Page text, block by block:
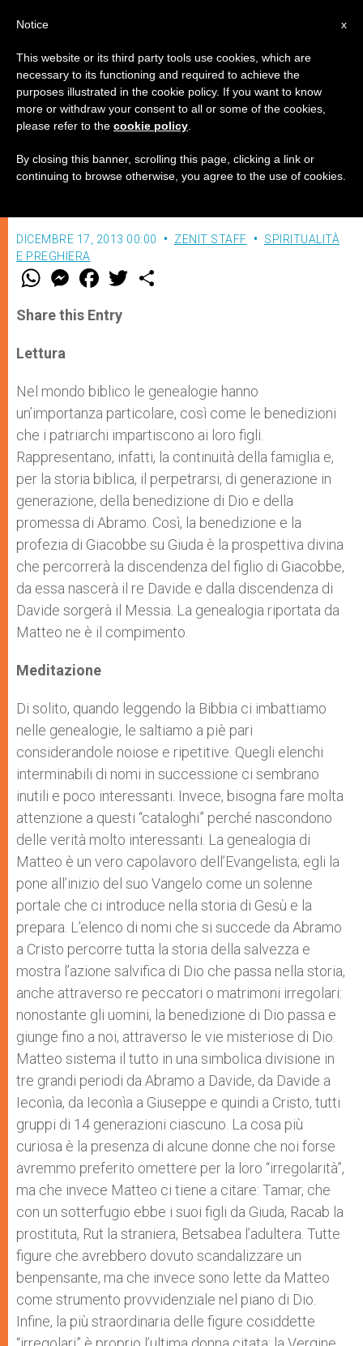
Una storia di redenzione
Meditazione quotidiana sulla Parola di
DICEMBRE 17, 2013 00:00 ZENIT STAFF
SPIRITUALITÀ
E PREGHIERA
W
t
s
p
p
M
e
s
e
F
a
e
b
w
Share this Entry
Lettura
Nel mondo biblico le genealogie hanno
un’importanza particolare, così come le benedizioni
che i patriarchi impartiscono ai loro figli.
Rappresentano, infatti, la continuità della famiglia e,
per la storia biblica, il perpetrarsi, di generazione in
generazione, della benedizione di Dio e della
promessa di Abramo. Così, la benedizione e la
profezia di Giacobbe su Giuda è la prospettiva divina
che percorrerà la discendenza del figlio di Giacobbe,
da essa nascerà il re Davide e dalla discendenza di
Davide sorgerà il Messia. La genealogia riportata da
Matteo ne è il compimento.
Meditazione
Di solito, quando leggendo la Bibbia ci imbattiamo
nelle genealogie, le saltiamo a piè pari
considerandole noiose e ripetitive. Quegli elenchi
interminabili di nomi in successione ci sembrano
inutili e poco interessanti. Invece, bisogna fare molta
attenzione a questi “cataloghi” perché nascondono
delle verità molto interessanti. La genealogia di
Matteo è un vero capolavoro dell’Evangelista; egli la
pone all’inizio del suo Vangelo come un solenne
portale che ci introduce nella storia di Gesù e la
prepara. L’elenco di nomi che si succede da Abramo
a Cristo percorre tutta la storia della salvezza e
mostra l’azione salvifica di Dio che passa nella storia,
anche attraverso re peccatori o matrimoni irregolari:
nonostante gli uomini, la benedizione di Dio passa e
giunge fino a noi, attraverso le vie misteriose di Dio.
Matteo sistema il tutto in una simbolica divisione in
tre grandi periodi da Abramo a Davide, da Davide a
Ieconìa, da Ieconìa a Giuseppe e quindi a Cristo, tutti
gruppi di 14 generazioni ciascuno. La cosa più
curiosa è la presenza di alcune donne che noi forse
avremmo preferito omettere per la loro “irregolarità”,
ma che invece Matteo ci tiene a citare: Tamar, che
con un sotterfugio ebbe i suoi figli da Giuda, Racab la
prostituta, Rut la straniera, Betsabea l’adultera. Tutte
figure che avrebbero dovuto scandalizzare un
benpensante, ma che invece sono lette da Matteo
come strumento provvidenziale nel piano di Dio.
Infine, la più straordinaria delle figure cosiddette
x
Notice
This website or its third party tools use cookies, which are
necessary to its functioning and required to achieve the
purposes illustrated in the cookie policy. If you want to know
more or withdraw your consent to all or some of the cookies,
please refer to the cookie policy
By closing this banner, scrolling this page, clicking a link or
continuing to browse otherwise, you agree to the use of cookies.